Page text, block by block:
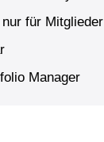
für Mitglieder
Manager